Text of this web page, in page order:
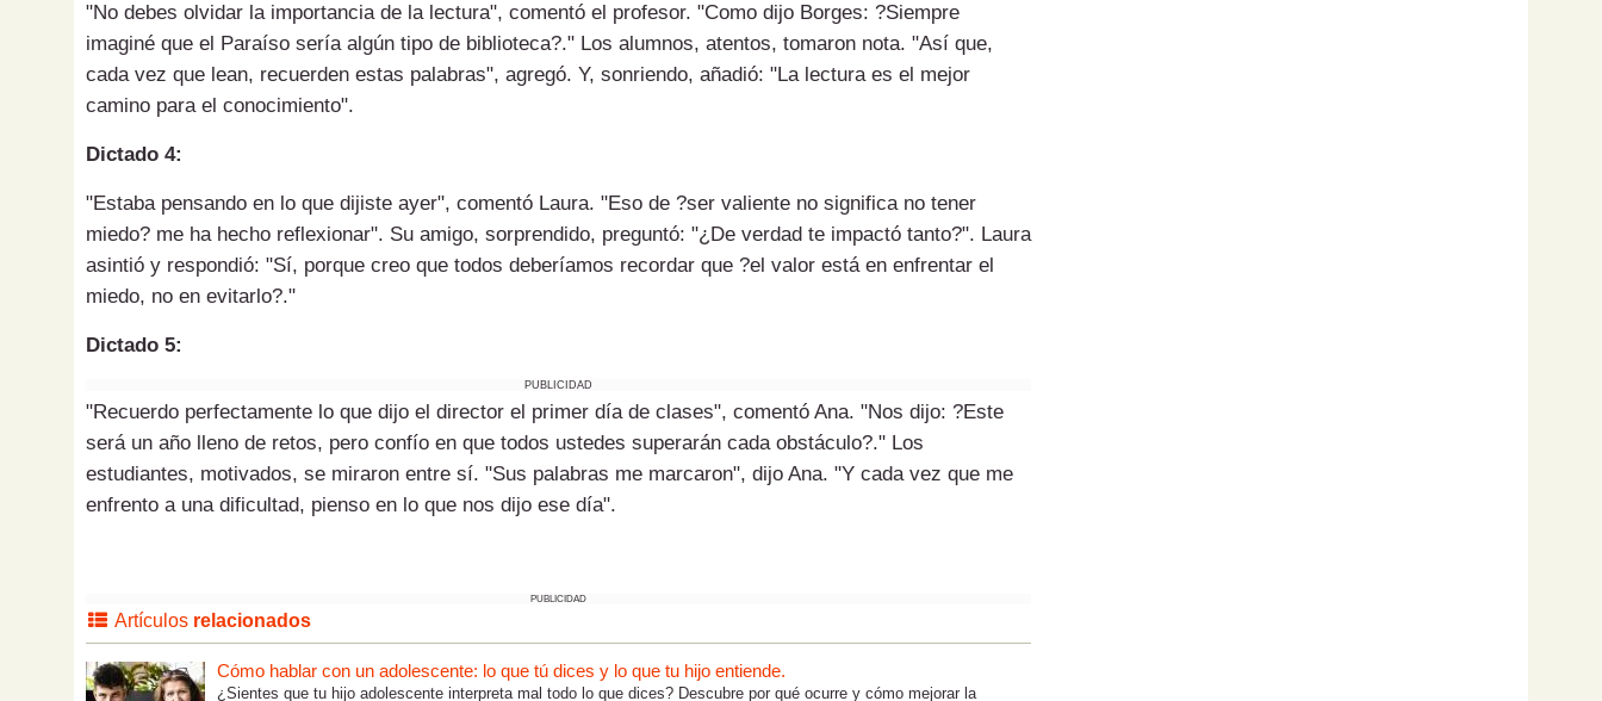
"No debes olvidar la importancia de la lectura", comentó el profesor. "Como dijo Borges: ?Siempre
imaginé que el Paraíso sería algún tipo de biblioteca?." Los alumnos, atentos, tomaron nota. "Así que,
cada vez que lean, recuerden estas palabras", agregó. Y, sonriendo, añadió: "La lectura es el mejor
camino para el conocimiento".
Dictado 4:
"Estaba pensando en lo que dijiste ayer", comentó Laura. "Eso de ?ser valiente no significa no tener
miedo? me ha hecho reflexionar". Su amigo, sorprendido, preguntó: "¿De verdad te impactó tanto?". Laura
asintió y respondió: "Sí, porque creo que todos deberíamos recordar que ?el valor está en enfrentar el
miedo, no en evitarlo?."
Dictado 5:
PUBLICIDAD
"Recuerdo perfectamente lo que dijo el director el primer día de clases", comentó Ana. "Nos dijo: ?Este
será un año lleno de retos, pero confío en que todos ustedes superarán cada obstáculo?." Los
estudiantes, motivados, se miraron entre sí. "Sus palabras me marcaron", dijo Ana. "Y cada vez que me
enfrento a una dificultad, pienso en lo que nos dijo ese día".
PUBLICIDAD
Artículos relacionados
Cómo hablar con un adolescente: lo que tú dices y lo que tu hijo entiende.
¿Sientes que tu hijo adolescente interpreta mal todo lo que dices? Descubre por qué ocurre y cómo mejorar la